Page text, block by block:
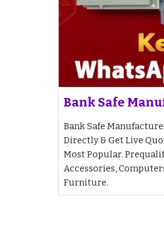
Bank Safe
Bank Safe
Directly & Get Live
Most Popular.
Accessories,
Furniture.